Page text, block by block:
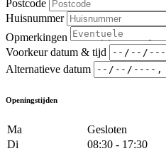
Postcode
Huisnummer
Opmerkingen
Voorkeur datum & tijd
Alternatieve datum
Openingstijden
Ma
Gesloten
Di
08:30 - 17:30